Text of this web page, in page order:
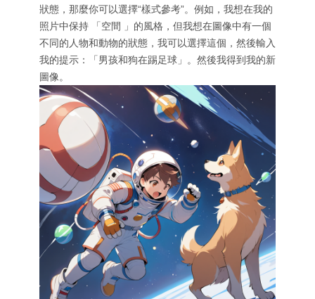
狀態，那麼你可以選擇“樣式參考”。例如，我想在我的
照片中保持 「空間 」的風格，但我想在圖像中有一個
不同的人物和動物的狀態，我可以選擇這個，然後輸入
我的提示：「男孩和狗在踢足球」。然後我得到我的新
圖像。